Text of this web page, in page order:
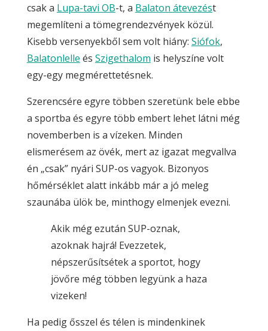
csak a Lupa-tavi OB-t, a Balaton átevezést
megemlíteni a tömegrendezvények közül.
Kisebb versenyekből sem volt hiány: Siófok,
Balatonlelle és Szigethalom is helyszíne volt
egy-egy megmérettetésnek.
Szerencsére egyre többen szeretünk bele ebbe
a sportba és egyre több embert lehet látni még
novemberben is a vízeken. Minden
elismerésem az övék, mert az igazat megvallva
én „csak” nyári SUP-os vagyok. Bizonyos
hőmérséklet alatt inkább már a jó meleg
szaunába ülök be, minthogy elmenjek evezni.
Akik még ezután SUP-oznak,
azoknak hajrá! Evezzetek,
népszerűsítsétek a sportot, hogy
jövőre még többen legyünk a haza
vizeken!
Ha pedig ősszel és télen is mindenkinek